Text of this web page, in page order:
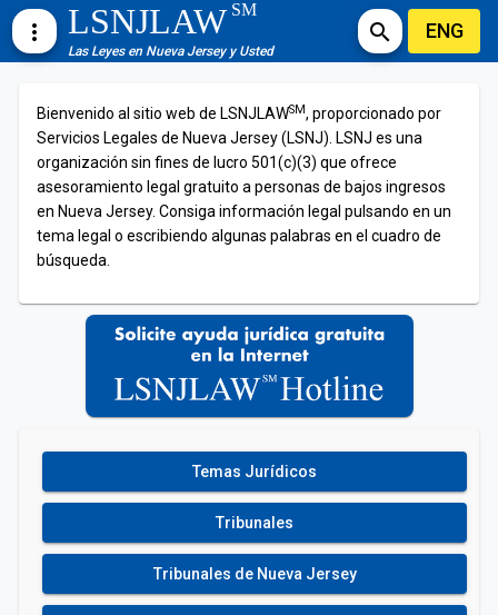
more_vert LSNJLAWSM
Las Leyes en Nueva Jersey y Usted
search ENG
Bienvenido al sitio web de LSNJLAWSM, proporcionado por
Servicios Legales de Nueva Jersey (LSNJ). LSNJ es una
organización sin fines de lucro 501(c)(3) que ofrece
asesoramiento legal gratuito a personas de bajos ingresos
en Nueva Jersey. Consiga información legal pulsando en un
tema legal o escribiendo algunas palabras en el cuadro de
búsqueda.
Temas Jurídicos
Tribunales
Tribunales de Nueva Jersey